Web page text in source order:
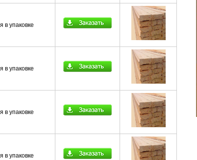
в упаковке
в упаковке
в упаковке
в упаковке